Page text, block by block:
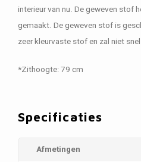
interieur van nu. De geweven stof
gemaakt. De geweven stof is
zeer kleurvaste stof en zal niet
*Zithoogte: 79 cm
Specificaties
Afmetingen